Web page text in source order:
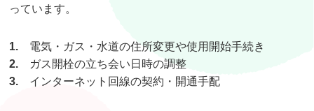
っています。
1.
電気・ガス・水道の住所変更や使用開始手続き
2.
ガス開栓の立ち会い日時の調整
3.
インターネット回線の契約・開通手配